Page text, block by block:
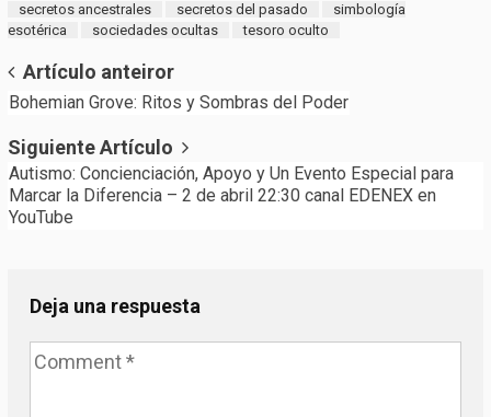
secretos ancestrales
secretos del pasado
simbología
esotérica
sociedades ocultas tesoro oculto
Post
navigation
Artículo anteiror
Bohemian Grove: Ritos y Sombras del Poder
Siguiente Artículo
Autismo: Concienciación, Apoyo y Un Evento Especial para
Marcar la Diferencia – 2 de abril 22:30 canal EDENEX en
YouTube
Deja una respuesta